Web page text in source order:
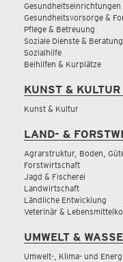
Gesundheitseinrichtungen
Gesundheitsvorsorge &
Pflege & Betreuung
Soziale Dienste & Beratung
Sozialhilfe
Beihilfen & Kurplätze
KUNST & KULTUR
Kunst & Kultur
LAND- &
Agrarstruktur, Boden,
Forstwirtschaft
Jagd & Fischerei
Landwirtschaft
Ländliche Entwicklung
Veterinär &
UMWELT &
Umwelt-, Klima- und